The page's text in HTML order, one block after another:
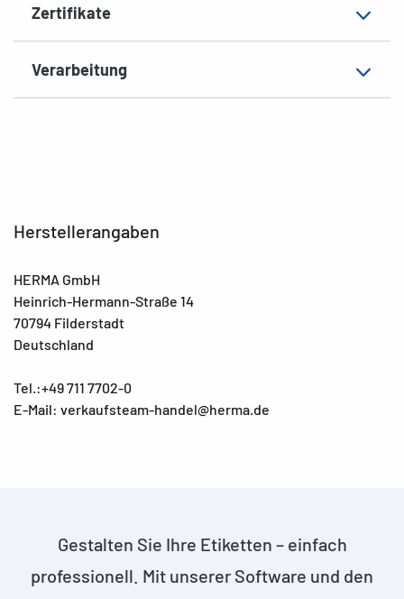
Zertifikate
Verarbeitung
Herstellerangaben
HERMA GmbH
Heinrich-Hermann-Straße 14
70794 Filderstadt
Deutschland
Tel.:+49 711 7702-0
E-Mail: verkaufsteam-handel@herma.de
Gestalten Sie Ihre Etiketten – einfach
professionell. Mit unserer Software und den